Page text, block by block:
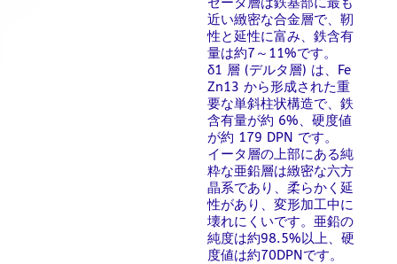
近い緻密な合金層で、靭
性と延性に富み、鉄含有
量は約7～11%です。
δ1 層 (デルタ層) は、Fe
Zn13 から形成された重
要な単斜柱状構造で、鉄
含有量が約 6%、硬度値
が約 179 DPN です。
イータ層の上部にある純
粋な亜鉛層は緻密な六方
晶系であり、柔らかく延
性があり、変形加工中に
壊れにくいです。亜鉛の
純度は約98.5%以上、硬
度値は約70DPNです。